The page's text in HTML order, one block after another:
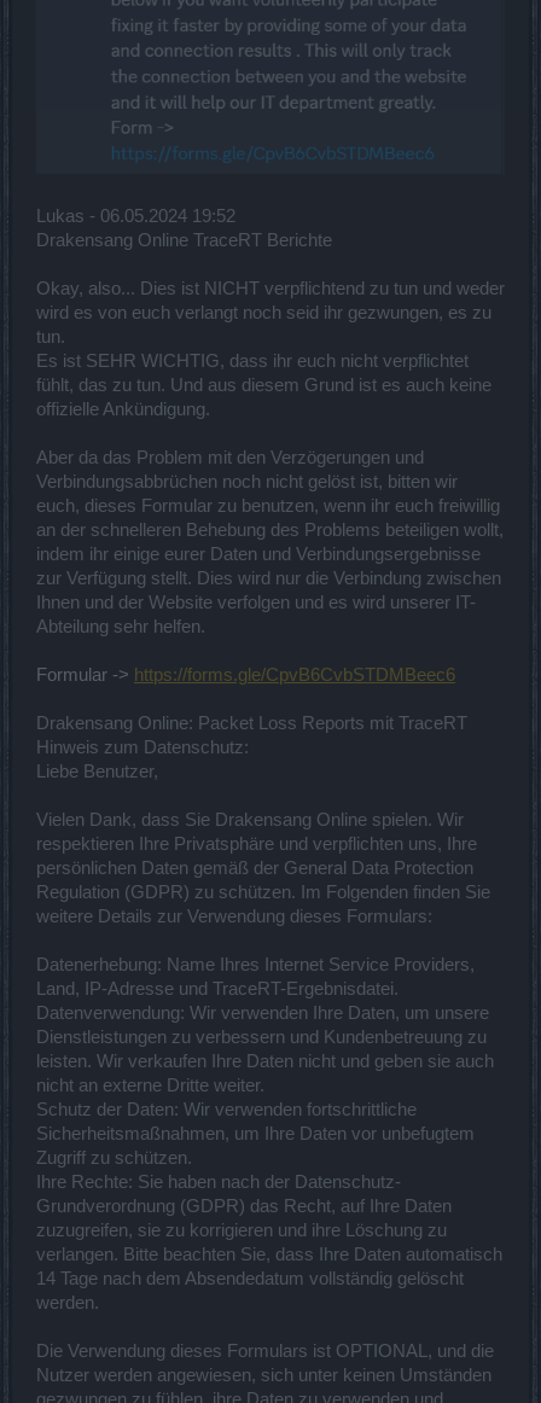
Lukas - 06.05.2024 19:52
Drakensang Online TraceRT Berichte
Okay, also... Dies ist NICHT verpflichtend zu tun und weder
wird es von euch verlangt noch seid ihr gezwungen, es zu
tun.
Es ist SEHR WICHTIG, dass ihr euch nicht verpflichtet
fühlt, das zu tun. Und aus diesem Grund ist es auch keine
offizielle Ankündigung.
Aber da das Problem mit den Verzögerungen und
Verbindungsabbrüchen noch nicht gelöst ist, bitten wir
euch, dieses Formular zu benutzen, wenn ihr euch freiwillig
an der schnelleren Behebung des Problems beteiligen wollt,
indem ihr einige eurer Daten und Verbindungsergebnisse
zur Verfügung stellt. Dies wird nur die Verbindung zwischen
Ihnen und der Website verfolgen und es wird unserer IT-
Abteilung sehr helfen.
Formular -> https://forms.gle/CpvB6CvbSTDMBeec6
Drakensang Online: Packet Loss Reports mit TraceRT
Hinweis zum Datenschutz:
Liebe Benutzer,
Vielen Dank, dass Sie Drakensang Online spielen. Wir
respektieren Ihre Privatsphäre und verpflichten uns, Ihre
persönlichen Daten gemäß der General Data Protection
Regulation (GDPR) zu schützen. Im Folgenden finden Sie
weitere Details zur Verwendung dieses Formulars:
Datenerhebung: Name Ihres Internet Service Providers,
Land, IP-Adresse und TraceRT-Ergebnisdatei.
Datenverwendung: Wir verwenden Ihre Daten, um unsere
Dienstleistungen zu verbessern und Kundenbetreuung zu
leisten. Wir verkaufen Ihre Daten nicht und geben sie auch
nicht an externe Dritte weiter.
Schutz der Daten: Wir verwenden fortschrittliche
Sicherheitsmaßnahmen, um Ihre Daten vor unbefugtem
Zugriff zu schützen.
Ihre Rechte: Sie haben nach der Datenschutz-
Grundverordnung (GDPR) das Recht, auf Ihre Daten
zuzugreifen, sie zu korrigieren und ihre Löschung zu
verlangen. Bitte beachten Sie, dass Ihre Daten automatisch
14 Tage nach dem Absendedatum vollständig gelöscht
werden.
Die Verwendung dieses Formulars ist OPTIONAL, und die
Nutzer werden angewiesen, sich unter keinen Umständen